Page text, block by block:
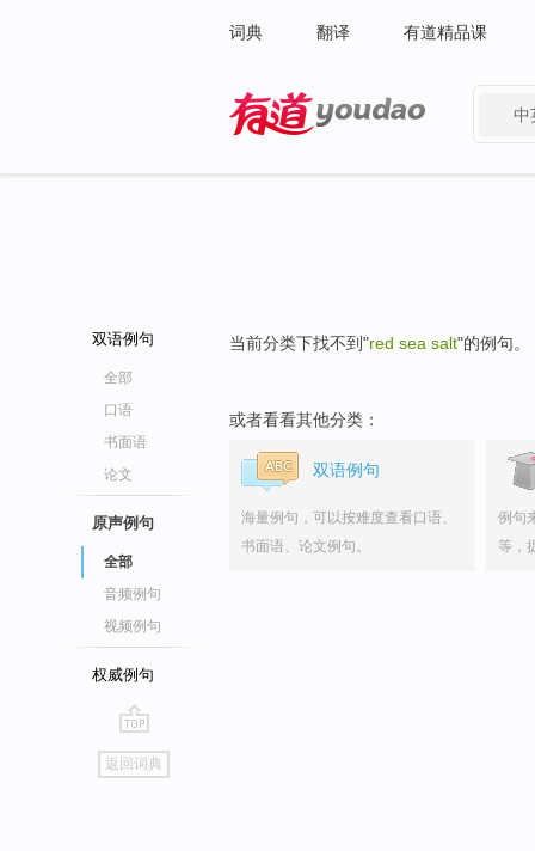
词典 翻译 有道精品课
中
双语例句
全部
口语
书面语
论文
原声例句
全部
音频例句
视频例句
权威例句
go
top
返回词典
当前分类下找不到"red sea salt"的例句。
或者看看其他分类：
双语例句
海量例句，可以按难度查看口语、
书面语、论文例句。
例句
等，